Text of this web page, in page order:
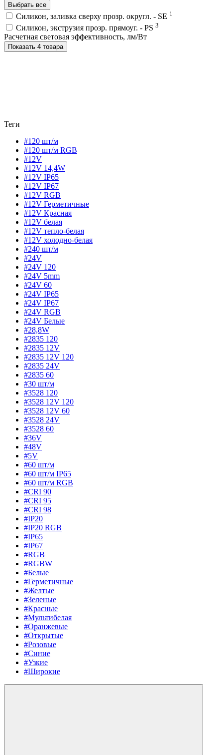
Выбрать все
Силикон, заливка сверху прозр. округл. - SE 1
Силикон, экструзия прозр. прямоуг. - PS 3
Расчетная световая эффективность, лм/Вт
Показать 4 товара
Теги
#120 шт/м
#120 шт/м RGB
#12V
#12V 14,4W
#12V IP65
#12V IP67
#12V RGB
#12V Герметичные
#12V Красная
#12V белая
#12V тепло-белая
#12V холодно-белая
#240 шт/м
#24V
#24V 120
#24V 5mm
#24V 60
#24V IP65
#24V IP67
#24V RGB
#24V Белые
#28,8W
#2835 120
#2835 12V
#2835 12V 120
#2835 24V
#2835 60
#30 шт/м
#3528 120
#3528 12V 120
#3528 12V 60
#3528 24V
#3528 60
#36V
#48V
#5V
#60 шт/м
#60 шт/м IP65
#60 шт/м RGB
#CRI 90
#CRI 95
#CRI 98
#IP20
#IP20 RGB
#IP65
#IP67
#RGB
#RGBW
#Белые
#Герметичные
#Желтые
#Зеленые
#Красные
#Мультибелая
#Оранжевые
#Открытые
#Розовые
#Синие
#Узкие
#Широкие